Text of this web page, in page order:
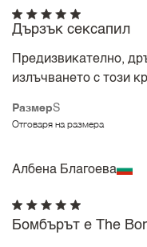
РазмерS
Отговаря на размера
Дързък сексапил
Предизвикателно,
излъчването с този
Албена Благоева
Бомбърът е The